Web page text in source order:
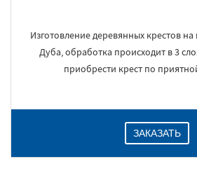
Изготовление деревянных крестов
Дуба, обработка происходит в 3
приобрести крест по
ЗАКАЗАТЬ